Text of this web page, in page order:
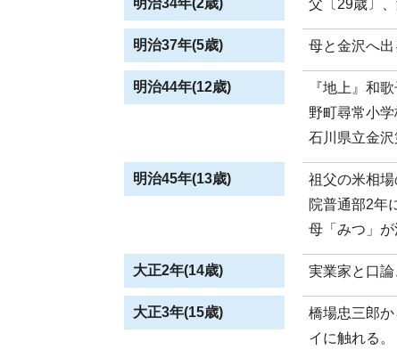
明治34年(2歳) 父〔29歳〕、
明治37年(5歳) 母と金沢へ
明治44年(12歳)
『地上』和
野町尋常小学
石川県立金沢
明治45年(13歳)
祖父の米相
院普通部2年
母「みつ」が
大正2年(14歳) 実業家と口論
大正3年(15歳)
橋場忠三郎
イに触れる。